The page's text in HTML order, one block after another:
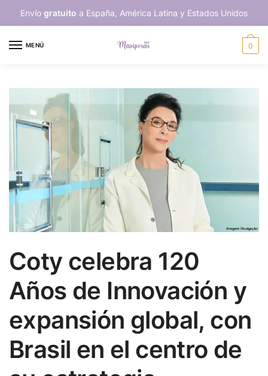
Envío gratuito a España, América Latina y Estados Unidos
MENÚ 0
Coty celebra 120
Años de Innovación y
expansión global, con
Brasil en el centro de